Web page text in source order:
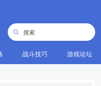
战斗技巧 游戏论坛